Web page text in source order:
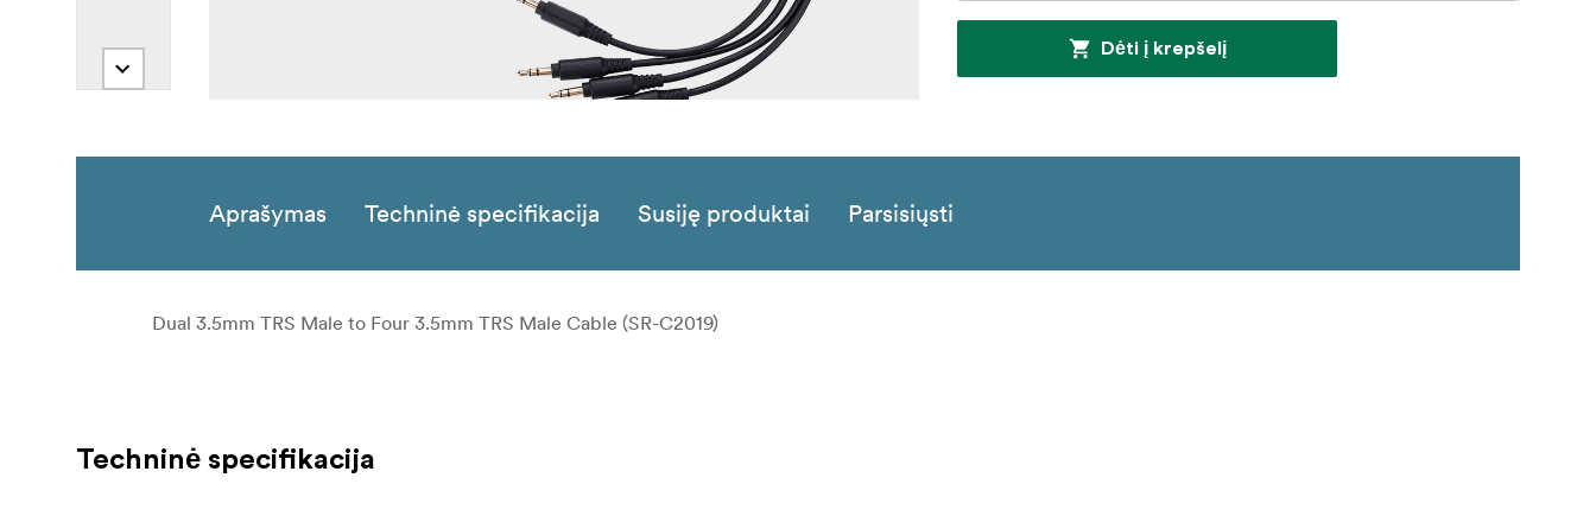
Dėti į krepšelį
Aprašymas Techninė specifikacija Susiję produktai Parsisiųsti
Dual 3.5mm TRS Male to Four 3.5mm TRS Male Cable (SR-C2019)
Techninė specifikacija